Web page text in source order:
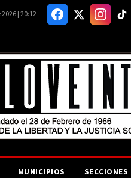
| 20:12
MUNICIPIOS SECCIONES